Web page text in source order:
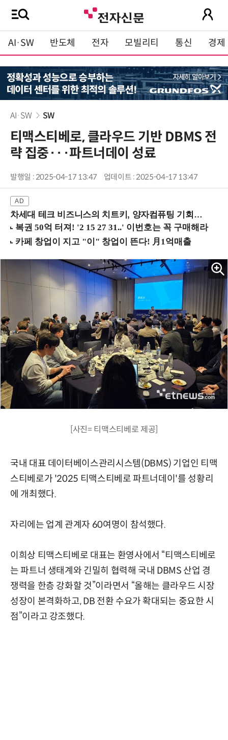
AI·SW 반도체 전자 모빌리티 통신 경제
AI·SW SW
티맥스티베로, 클라우드 기반 DBMS 전
략 집중···파트너데이 성료
발행일 : 2025-04-17 13:47 업데이트 : 2025-04-17 13:47
차세대 테크 비즈니스의 치트키, 양자컴퓨팅 기회를 선점하라! (8/28 강남역)
[사진= 티맥스티베로 제공]
국내 대표 데이터베이스관리시스템(DBMS) 기업인 티맥
스티베로가 '2025 티맥스티베로 파트너데이'를 성황리
에 개최했다.
자리에는 업계 관계자 60여명이 참석했다.
이희상 티맥스티베로 대표는 환영사에서 “티맥스티베로
는 파트너 생태계와 긴밀히 협력해 국내 DBMS 산업 경
쟁력을 한층 강화할 것”이라면서 “올해는 클라우드 시장
성장이 본격화하고, DB 전환 수요가 확대되는 중요한 시
점”이라고 강조했다.